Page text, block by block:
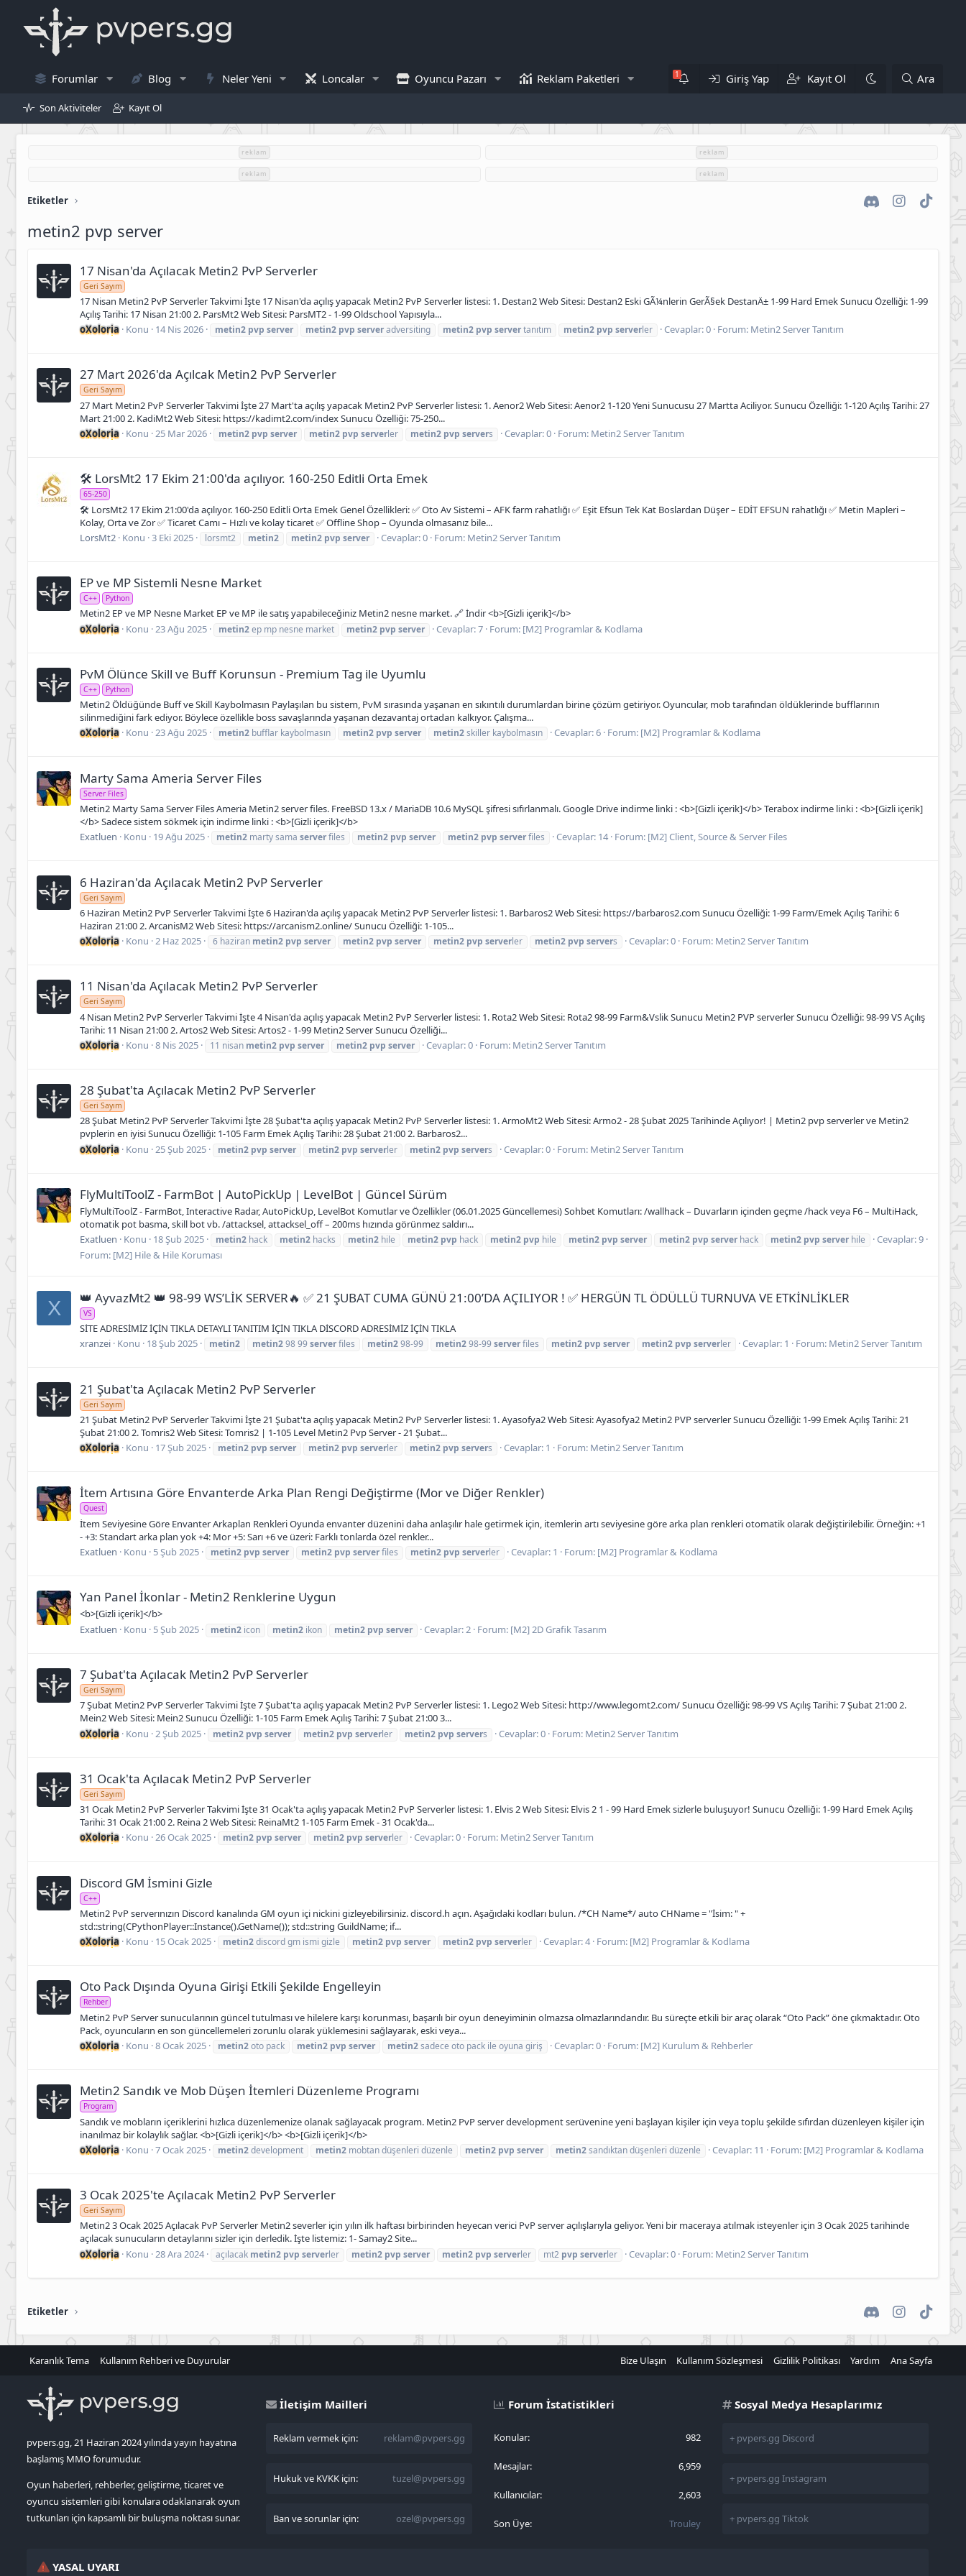
Forumlar Blog Neler Yeni Loncalar Oyuncu Pazarı Reklam Paketleri Giriş Yap Kayıt Ol Ara
Son Aktiviteler Kayıt Ol
reklam reklam
reklam reklam
Etiketler DiscordInstagram
TikTok
metin2 pvp server
17 Nisan'da Açılacak Metin2 PvP Serverler
Geri Sayım
17 Nisan Metin2 PvP Serverler Takvimi İşte 17 Nisan'da açılış yapacak Metin2 PvP Serverler listesi: 1. Destan2 Web Sitesi: Destan2 Eski GÃ¼nlerin GerÃ§ek DestanÄ± 1-99 Hard Emek Sunucu Özelliği: 1-99
Açılış Tarihi: 17 Nisan 21:00 2. ParsMt2 Web Sitesi: ParsMT2 - 1-99 Oldschool Yapısıyla...
oXoloria Konu 14 Nis 2026 metin2 pvp server metin2 pvp serveradversiting metin2 pvp servertanıtım metin2 pvp serverler Cevaplar: 0 Forum: Metin2 Server Tanıtım
27 Mart 2026'da Açılcak Metin2 PvP Serverler
Geri Sayım
27 Mart Metin2 PvP Serverler Takvimi İşte 27 Mart'ta açılış yapacak Metin2 PvP Serverler listesi: 1. Aenor2 Web Sitesi: Aenor2 1-120 Yeni Sunucusu 27 Martta Aciliyor. Sunucu Özelliği: 1-120 Açılış Tarihi: 27
Mart 21:00 2. KadiMt2 Web Sitesi: https://kadimt2.com/index Sunucu Özelliği: 75-250...
oXoloria Konu 25 Mar 2026 metin2 pvp server metin2 pvp serverler metin2 pvp servers Cevaplar: 0 Forum: Metin2 Server Tanıtım
🛠 LorsMt2 17 Ekim 21:00'da açılıyor. 160-250 Editli Orta Emek
65-250
🛠 LorsMt2 17 Ekim 21:00'da açılıyor. 160-250 Editli Orta Emek Genel Özellikleri: ✅ Oto Av Sistemi – AFK farm rahatlığı ✅ Eşit Efsun Tek Kat Boslardan Düşer – EDİT EFSUN rahatlığı ✅ Metin Mapleri –
Kolay, Orta ve Zor ✅ Ticaret Camı – Hızlı ve kolay ticaret ✅ Offline Shop – Oyunda olmasanız bile...
LorsMt2 Konu 3 Eki 2025 lorsmt2 metin2 metin2 pvp server Cevaplar: 0 Forum: Metin2 Server Tanıtım
EP ve MP Sistemli Nesne Market
C++ Python
Metin2 EP ve MP Nesne Market EP ve MP ile satış yapabileceğiniz Metin2 nesne market. 🔗 İndir <b>[Gizli içerik]</b>
oXoloria Konu 23 Ağu 2025 metin2ep mp nesne market metin2 pvp server Cevaplar: 7 Forum: [M2] Programlar & Kodlama
PvM Ölünce Skill ve Buff Korunsun - Premium Tag ile Uyumlu
C++ Python
Metin2 Öldüğünde Buff ve Skill Kaybolmasın Paylaşılan bu sistem, PvM sırasında yaşanan en sıkıntılı durumlardan birine çözüm getiriyor. Oyuncular, mob tarafından öldüklerinde bufflarının
silinmediğini fark ediyor. Böylece özellikle boss savaşlarında yaşanan dezavantaj ortadan kalkıyor. Çalışma...
oXoloria Konu 23 Ağu 2025 metin2 bufflar kaybolmasın metin2 pvp server metin2skiller kaybolmasın Cevaplar: 6 Forum: [M2] Programlar & Kodlama
Marty Sama Ameria Server Files
Server Files
Metin2 Marty Sama Server Files Ameria Metin2 server files. FreeBSD 13.x / MariaDB 10.6 MySQL şifresi sıfırlanmalı. Google Drive indirme linki : <b>[Gizli içerik]</b> Terabox indirme linki : <b>[Gizli içerik]
</b> Sadece sistem sökmek için indirme linki : <b>[Gizli içerik]</b>
Exatluen
Konu 19 Ağu 2025 metin2 marty sama serverfiles metin2 pvp server metin2 pvp serverfiles Cevaplar: 14 Forum: [M2] Client, Source & Server Files
6 Haziran'da Açılacak Metin2 PvP Serverler
Geri Sayım
6 Haziran Metin2 PvP Serverler Takvimi İşte 6 Haziran'da açılış yapacak Metin2 PvP Serverler listesi: 1. Barbaros2 Web Sitesi: https://barbaros2.com Sunucu Özelliği: 1-99 Farm/Emek Açılış Tarihi: 6
Haziran 21:00 2. ArcanisM2 Web Sitesi: https://arcanism2.online/ Sunucu Özelliği: 1-105...
oXoloria Konu 2 Haz 2025 6 haziran metin2 pvp server metin2 pvp server metin2 pvp serverler metin2 pvp servers Cevaplar: 0 Forum: Metin2 Server Tanıtım
11 Nisan'da Açılacak Metin2 PvP Serverler
Geri Sayım
4 Nisan Metin2 PvP Serverler Takvimi İşte 4 Nisan'da açılış yapacak Metin2 PvP Serverler listesi: 1. Rota2 Web Sitesi: Rota2 98-99 Farm&Vslik Sunucu Metin2 PVP serverler Sunucu Özelliği: 98-99 VS Açılış
Tarihi: 11 Nisan 21:00 2. Artos2 Web Sitesi: Artos2 - 1-99 Metin2 Server Sunucu Özelliği...
oXoloria Konu 8 Nis 2025 11 nisan metin2 pvp server metin2 pvp server Cevaplar: 0 Forum: Metin2 Server Tanıtım
28 Şubat'ta Açılacak Metin2 PvP Serverler
Geri Sayım
28 Şubat Metin2 PvP Serverler Takvimi İşte 28 Şubat'ta açılış yapacak Metin2 PvP Serverler listesi: 1. ArmoMt2 Web Sitesi: Armo2 - 28 Şubat 2025 Tarihinde Açılıyor! | Metin2 pvp serverler ve Metin2
pvplerin en iyisi Sunucu Özelliği: 1-105 Farm Emek Açılış Tarihi: 28 Şubat 21:00 2. Barbaros2...
oXoloria Konu 25 Şub 2025 metin2 pvp server metin2 pvp serverler metin2 pvp servers Cevaplar: 0 Forum: Metin2 Server Tanıtım
FlyMultiToolZ - FarmBot | AutoPickUp | LevelBot | Güncel Sürüm
FlyMultiToolZ - FarmBot, Interactive Radar, AutoPickUp, LevelBot Komutlar ve Özellikler (06.01.2025 Güncellemesi) Sohbet Komutları: /wallhack – Duvarların içinden geçme /hack veya F6 – MultiHack,
otomatik pot basma, skill bot vb. /attacksel, attacksel_off – 200ms hızında görünmez saldırı...
Exatluen
Konu 18 Şub 2025 metin2 hack metin2 hacks metin2 hile metin2 pvp hack metin2 pvp hile metin2 pvp server metin2 pvp server hack metin2 pvp server hile
Cevaplar: 9
Forum: [M2] Hile & Hile Koruması
X 👑 AyvazMt2 👑 98-99 WS’LİK SERVER🔥 ✅ 21 ŞUBAT CUMA GÜNÜ 21:00’DA AÇILIYOR ! ✅ HERGÜN TL ÖDÜLLÜ TURNUVA VE ETKİNLİKLER
VS
SİTE ADRESİMİZ İÇİN TIKLA DETAYLI TANITIM İÇİN TIKLA DİSCORD ADRESİMİZ İÇİN TIKLA
xranzei Konu 18 Şub 2025 metin2 metin298 99serverfiles metin298-99 metin298-99serverfiles metin2 pvp server metin2 pvp serverler Cevaplar: 1 Forum: Metin2 Server Tanıtım
21 Şubat'ta Açılacak Metin2 PvP Serverler
Geri Sayım
21 Şubat Metin2 PvP Serverler Takvimi İşte 21 Şubat'ta açılış yapacak Metin2 PvP Serverler listesi: 1. Ayasofya2 Web Sitesi: Ayasofya2 Metin2 PVP serverler Sunucu Özelliği: 1-99 Emek Açılış Tarihi: 21
Şubat 21:00 2. Tomris2 Web Sitesi: Tomris2 | 1-105 Level Metin2 Pvp Server - 21 Şubat...
oXoloria Konu 17 Şub 2025 metin2 pvp server metin2 pvp serverler metin2 pvp servers Cevaplar: 1 Forum: Metin2 Server Tanıtım
İtem Artısına Göre Envanterde Arka Plan Rengi Değiştirme (Mor ve Diğer Renkler)
Quest
İtem Seviyesine Göre Envanter Arkaplan Renkleri Oyunda envanter düzenini daha anlaşılır hale getirmek için, itemlerin artı seviyesine göre arka plan renkleri otomatik olarak değiştirilebilir. Örneğin: +1
- +3: Standart arka plan yok +4: Mor +5: Sarı +6 ve üzeri: Farklı tonlarda özel renkler...
Exatluen
Konu 5 Şub 2025 metin2 pvp server metin2 pvp serverfiles metin2 pvp serverler Cevaplar: 1 Forum: [M2] Programlar & Kodlama
Yan Panel İkonlar - Metin2 Renklerine Uygun
<b>[Gizli içerik]</b>
Exatluen
Konu 5 Şub 2025 metin2 icon metin2 ikon metin2 pvp server Cevaplar: 2 Forum: [M2] 2D Grafik Tasarım
7 Şubat'ta Açılacak Metin2 PvP Serverler
Geri Sayım
7 Şubat Metin2 PvP Serverler Takvimi İşte 7 Şubat'ta açılış yapacak Metin2 PvP Serverler listesi: 1. Lego2 Web Sitesi: http://www.legomt2.com/ Sunucu Özelliği: 98-99 VS Açılış Tarihi: 7 Şubat 21:00 2.
Mein2 Web Sitesi: Mein2 Sunucu Özelliği: 1-105 Farm Emek Açılış Tarihi: 7 Şubat 21:00 3...
oXoloria Konu 2 Şub 2025 metin2 pvp server metin2 pvp serverler metin2 pvp servers Cevaplar: 0 Forum: Metin2 Server Tanıtım
31 Ocak'ta Açılacak Metin2 PvP Serverler
Geri Sayım
31 Ocak Metin2 PvP Serverler Takvimi İşte 31 Ocak'ta açılış yapacak Metin2 PvP Serverler listesi: 1. Elvis 2 Web Sitesi: Elvis 2 1 - 99 Hard Emek sizlerle buluşuyor! Sunucu Özelliği: 1-99 Hard Emek Açılış
Tarihi: 31 Ocak 21:00 2. Reina 2 Web Sitesi: ReinaMt2 1-105 Farm Emek - 31 Ocak'da...
oXoloria Konu 26 Ocak 2025 metin2 pvp server metin2 pvp serverler Cevaplar: 0 Forum: Metin2 Server Tanıtım
Discord GM İsmini Gizle
C++
Metin2 PvP serverınızın Discord kanalında GM oyun içi nickini gizleyebilirsiniz. discord.h açın. Aşağıdaki kodları bulun. /*CH Name*/ auto CHName = "İsim: " +
std::string(CPythonPlayer::Instance().GetName()); std::string GuildName; if...
oXoloria Konu 15 Ocak 2025 metin2discord gm ismi gizle metin2 pvp server metin2 pvp serverler Cevaplar: 4 Forum: [M2] Programlar & Kodlama
Oto Pack Dışında Oyuna Girişi Etkili Şekilde Engelleyin
Rehber
Metin2 PvP Server sunucularının güncel tutulması ve hilelere karşı korunması, başarılı bir oyun deneyiminin olmazsa olmazlarındandır. Bu süreçte etkili bir araç olarak “Oto Pack” öne çıkmaktadır. Oto
Pack, oyuncuların en son güncellemeleri zorunlu olarak yüklemesini sağlayarak, eski veya...
oXoloria Konu 8 Ocak 2025 metin2oto pack metin2 pvp server metin2sadece oto pack ile oyuna giriş Cevaplar: 0 Forum: [M2] Kurulum & Rehberler
Metin2 Sandık ve Mob Düşen İtemleri Düzenleme Programı
Program
Sandık ve mobların içeriklerini hızlıca düzenlemenize olanak sağlayacak program. Metin2 PvP server development serüvenine yeni başlayan kişiler için veya toplu şekilde sıfırdan düzenleyen kişiler için
inanılmaz bir kolaylık sağlar. <b>[Gizli içerik]</b> <b>[Gizli içerik]</b>
oXoloria Konu 7 Ocak 2025 metin2development metin2 mobtan düşenleri düzenle metin2 pvp server metin2sandıktan düşenleri düzenle Cevaplar: 11 Forum: [M2] Programlar & Kodlama
3 Ocak 2025'te Açılacak Metin2 PvP Serverler
Geri Sayım
Metin2 3 Ocak 2025 Açılacak PvP Serverler Metin2 severler için yılın ilk haftası birbirinden heyecan verici PvP server açılışlarıyla geliyor. Yeni bir maceraya atılmak isteyenler için 3 Ocak 2025 tarihinde
açılacak sunucuların detaylarını sizler için derledik. İşte listemiz: 1- Samay2 Site...
oXoloria Konu 28 Ara 2024 açılacak metin2 pvp serverler metin2 pvp server metin2 pvp serverler mt2 pvp serverler Cevaplar: 0 Forum: Metin2 Server Tanıtım
Etiketler DiscordInstagram
TikTok
Karanlık Tema Kullanım Rehberi ve Duyurular Bize Ulaşın Kullanım Sözleşmesi Gizlilik Politikası Yardım Ana Sayfa
pvpers.gg, 21 Haziran 2024 yılında yayın hayatına
başlamış MMO forumudur.
Oyun haberleri, rehberler, geliştirme, ticaret ve
oyuncu sistemleri gibi konulara odaklanarak oyun
tutkunları için kapsamlı bir buluşma noktası sunar.
İletişim Mailleri
Reklam vermek için: reklam@pvpers.gg
Hukuk ve KVKK için: tuzel@pvpers.gg
Ban ve sorunlar için: ozel@pvpers.gg
Forum İstatistikleri
Konular 982
Mesajlar 6,959
Kullanıcılar 2,603
Son Üye Trouley
Sosyal Medya Hesaplarımız
+ pvpers.gg Discord
+ pvpers.gg Instagram
+ pvpers.gg Tiktok
YASAL UYARI